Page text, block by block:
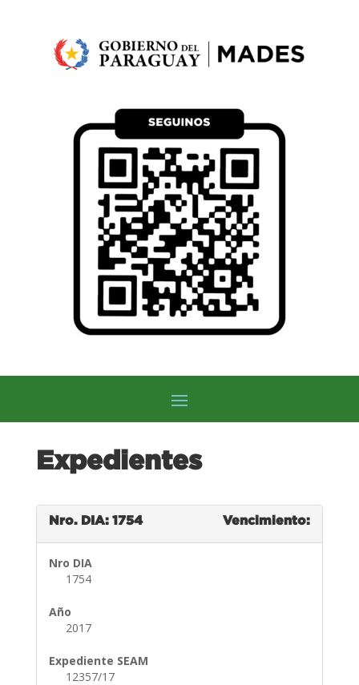
Expedientes
Nro. DIA: 1754 Vencimiento:
Nro DIA
1754
Año
2017
Expediente SEAM
12357/17